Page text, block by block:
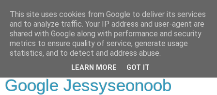
LOVE-MOI
Seo Holistique, Consultant
SEO Marseille visibilité
Google Jessyseonoob
This site uses cookies from Google to deliver its services
and to analyze traffic. Your IP address and user-agent are
shared with Google along with performance and security
metrics to ensure quality of service, generate usage
statistics, and to detect and address abuse.
LEARN MORE GOT IT